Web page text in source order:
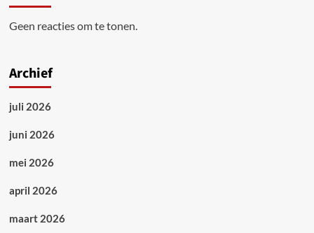
Geen reacties om te tonen.
Archief
juli 2026
juni 2026
mei 2026
april 2026
maart 2026